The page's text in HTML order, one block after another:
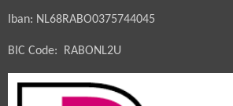
Iban: NL68RABO0375744045
BIC Code: RABONL2U